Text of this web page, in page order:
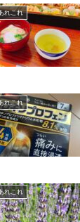
れこれ
れこれ
れこれ